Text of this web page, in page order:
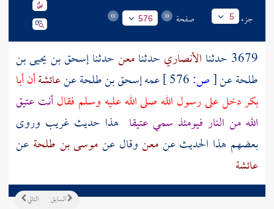
جزء 5 صفحة 576
3679 حدثنا الأنصاري حدثنامعنحدثناإسحق بن يحيى بن
طلحةعن[ص: عمهإسحق بن طلحةعنعائشةأنأبا
بكردخل على رسول الله صلى الله عليه وسلم فقالأنت عتيق
الله من النار فيومئذ سمي عتيقا هذا حديث غريب وروى
بعضهم هذا الحديث عنمعنوقال عنموسى بن طلحة عن
عائشة
التالي السابق